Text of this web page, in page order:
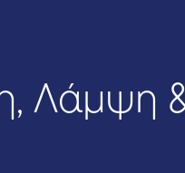
Λάμψη